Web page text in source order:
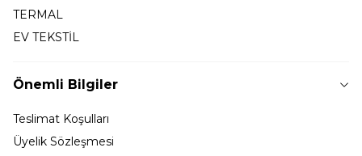
TERMAL
EV TEKSTİL
Önemli Bilgiler
Teslimat Koşulları
Üyelik Sözleşmesi